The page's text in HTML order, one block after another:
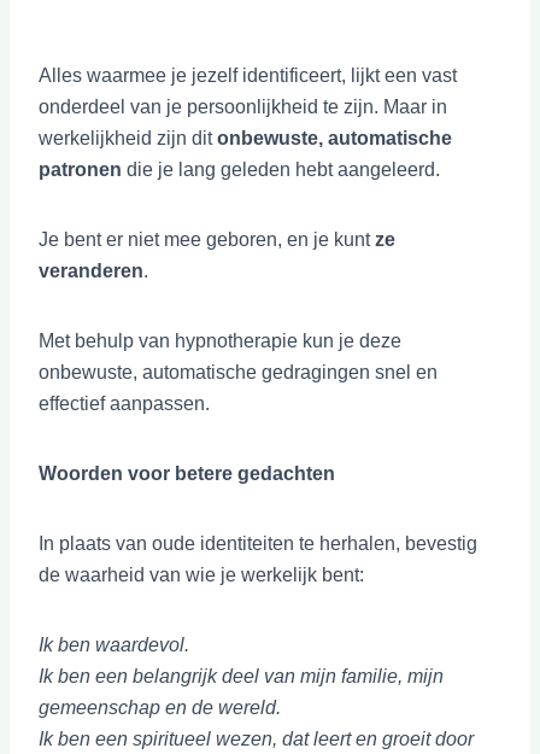
Alles waarmee je jezelf identificeert, lijkt een vast
onderdeel van je persoonlijkheid te zijn. Maar in
werkelijkheid zijn ditonbewuste, automatische
patronen die je lang geleden hebt aangeleerd.
Je bent er niet mee geboren, en je kuntze
veranderen.
Met behulp van hypnotherapie kun je deze
onbewuste, automatische gedragingen snel en
effectief aanpassen.
Woorden voor betere gedachten
In plaats van oude identiteiten te herhalen, bevestig
de waarheid van wie je werkelijk bent:
Ik ben waardevol.
Ik ben een belangrijk deel van mijn familie, mijn
gemeenschap en de wereld.
Ik ben een spiritueel wezen, dat leert en groeit door